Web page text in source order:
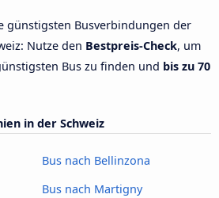
günstigsten Busverbindungen der
Nutze den Bestpreis-Check, um
Bus zu finden und bis zu 70
in der Schweiz
Bus nach Bellinzona
Bus nach Martigny